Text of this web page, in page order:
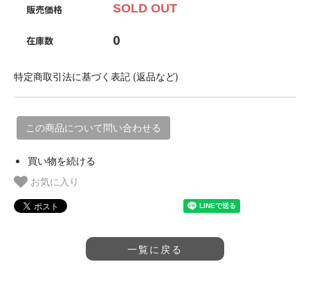
販売価格 SOLD OUT
在庫数 0
特定商取引法に基づく表記 (返品など)
この商品について問い合わせる
買い物を続ける
お気に入り
一覧に戻る